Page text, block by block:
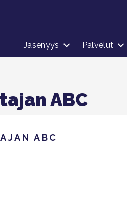
Jäsenyys Palvelut
ABC
ABC